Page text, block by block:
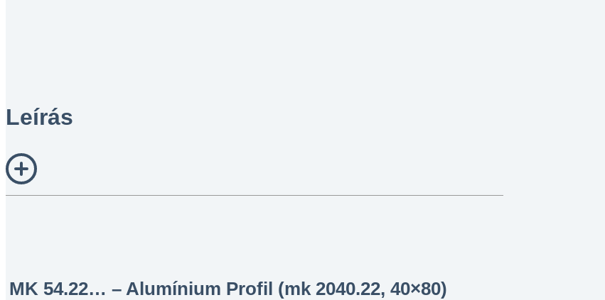
Leírás
MK 54.22… – Alumínium Profil (mk 2040.22, 40×80)